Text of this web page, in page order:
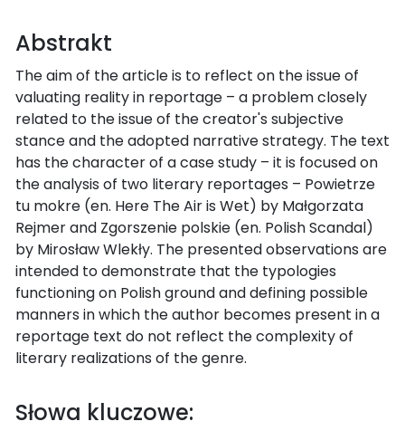
Abstrakt
The aim of the article is to reflect on the issue of
valuating reality in reportage – a problem closely
related to the issue of the creator's subjective
stance and the adopted narrative strategy. The text
has the character of a case study – it is focused on
the analysis of two literary reportages – Powietrze
tu mokre (en. Here The Air is Wet) by Małgorzata
Rejmer and Zgorszenie polskie (en. Polish Scandal)
by Mirosław Wlekły. The presented observations are
intended to demonstrate that the typologies
functioning on Polish ground and defining possible
manners in which the author becomes present in a
reportage text do not reflect the complexity of
literary realizations of the genre.
Słowa kluczowe: